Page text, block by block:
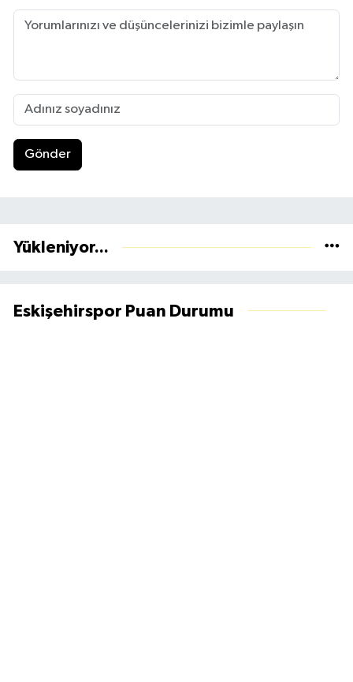
Gönder
Yükleniyor...
Eskişehirspor Puan Durumu